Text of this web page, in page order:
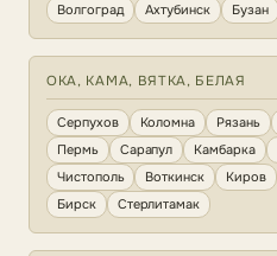
Волгоград
Ахтубинск Бузан
ОКА, КАМА, ВЯТКА, БЕЛАЯ
Серпухов Коломна Рязань
Пермь
Сарапул Камбарка
Чистополь
Воткинск Киров
Бирск
Стерлитамак